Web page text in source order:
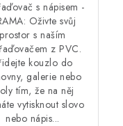
s nápisem -
Oživte svůj
prostor s naším
z PVC.
kouzlo do
galerie nebo
tím, že na něj
vytisknout slovo
nebo nápis...